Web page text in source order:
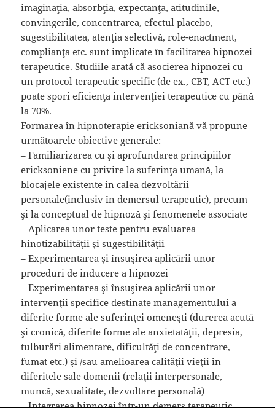
imaginaţia, absorbţia, expectanţa, atitudinile,
convingerile, concentrarea, efectul placebo,
sugestibilitatea, atenţia selectivă, role-enactment,
complianţa etc. sunt implicate în facilitarea hipnozei
terapeutice. Studiile arată că asocierea hipnozei cu
un protocol terapeutic specific (de ex., CBT, ACT etc.)
poate spori eficienţa intervenţiei terapeutice cu până
la 70%.
Formarea în hipnoterapie ericksoniană vă propune
următoarele obiective generale:
– Familiarizarea cu şi aprofundarea principiilor
ericksoniene cu privire la suferinţa umană, la
blocajele existente în calea dezvoltării
personale(inclusiv în demersul terapeutic), precum
şi la conceptual de hipnoză şi fenomenele associate
– Aplicarea unor teste pentru evaluarea
hinotizabilităţii şi sugestibilităţii
– Experimentarea şi însuşirea aplicării unor
proceduri de inducere a hipnozei
– Experimentarea şi însuşirea aplicării unor
intervenţii specifice destinate managementului a
diferite forme ale suferinţei omeneşti (durerea acută
şi cronică, diferite forme ale anxietatăţii, depresia,
tulburări alimentare, dificultăţi de concentrare,
fumat etc.) şi /sau amelioarea calităţii vieţii în
diferitele sale domenii (relaţii interpersonale,
muncă, sexualitate, dezvoltare personală)